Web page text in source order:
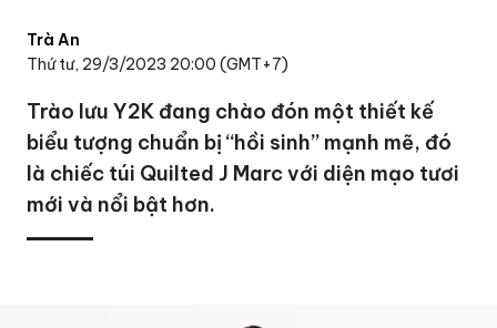
Trà An
Thứ tư, 29/3/2023 20:00 (GMT+7)
Trào lưu Y2K đang chào đón một thiết kế
biểu tượng chuẩn bị “hồi sinh” mạnh mẽ, đó
là chiếc túi Quilted J Marc với diện mạo tươi
mới và nổi bật hơn.